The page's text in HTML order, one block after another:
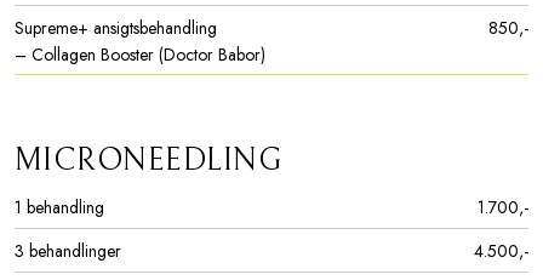
Supreme+ ansigtsbehandling
​– Collagen Booster (Doctor Babor)
850,-​
MICRONEEDLING
1 behandling
1.700,-​
3 behandlinger
4.500,-​